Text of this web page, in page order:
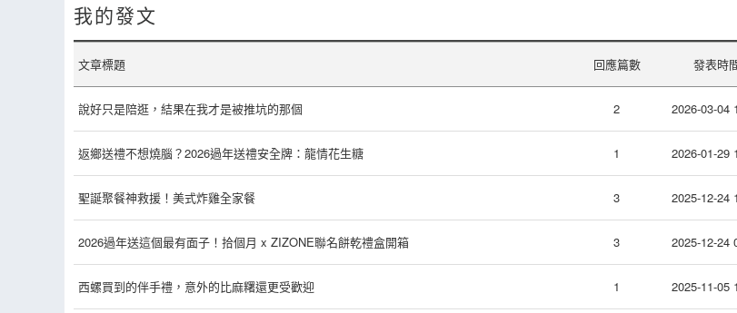
我的發文
文章標題 回應篇數 發表時
說好只是陪逛，結果在我才是被推坑的那個 2 2026-03-04
返鄉送禮不想燒腦？2026過年送禮安全牌：龍情花生糖 1 2026-01-29
聖誕聚餐神救援！美式炸雞全家餐 3 2025-12-24
2026過年送這個最有面子！拾個月 x ZIZONE聯名餅乾禮盒開箱 3 2025-12-24
西螺買到的伴手禮，意外的比麻糬還更受歡迎 1 2025-11-05